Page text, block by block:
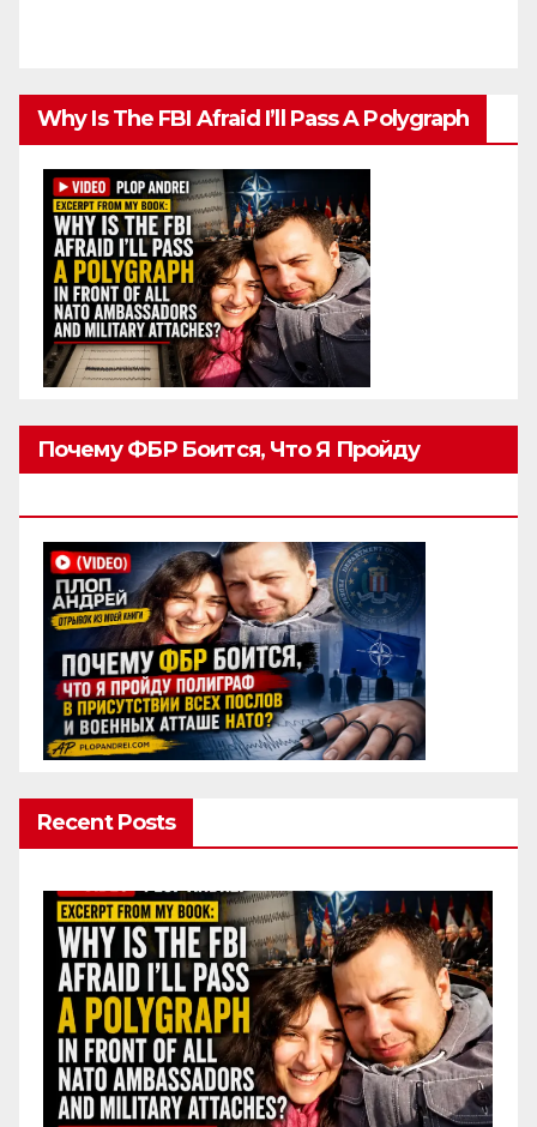
Why Is The FBI Afraid I’ll Pass A Polygraph
Почему ФБР Боится, Что Я Пройду
Recent Posts